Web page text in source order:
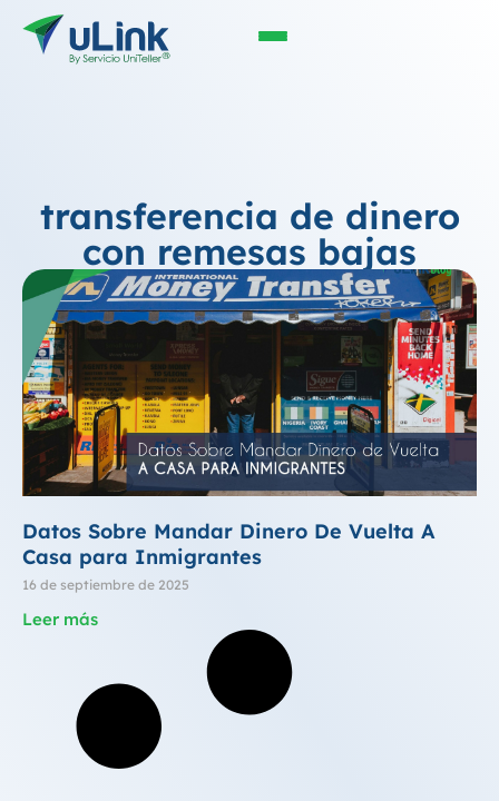
transferencia de dinero
con remesas bajas
Datos Sobre Mandar Dinero De Vuelta A
Casa para Inmigrantes
16 de septiembre de 2025
Leer más